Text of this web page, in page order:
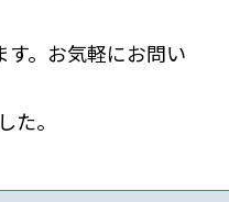
。お気軽にお問い
。